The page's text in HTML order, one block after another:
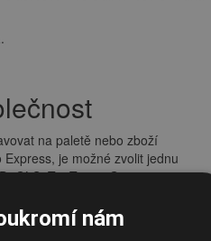
.
na paletě nebo zboží
je možné zvolit jednu
GLS, TopTrans, Geis.
dopravce v závislosti na
nám